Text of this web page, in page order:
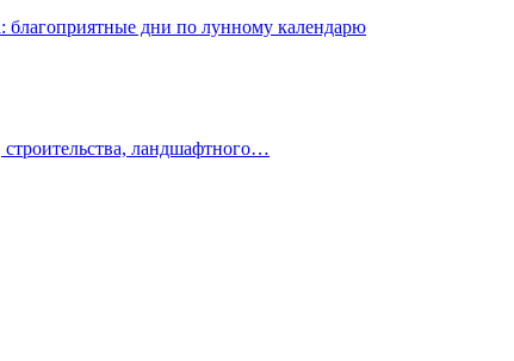
благоприятные дни по лунному календарю
ландшафтного…